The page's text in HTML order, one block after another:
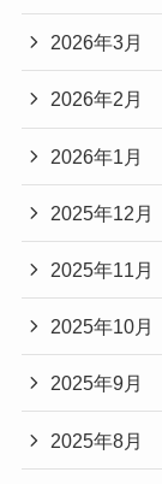
2026年3月
2026年2月
2026年1月
2025年12月
2025年11月
2025年10月
2025年9月
2025年8月